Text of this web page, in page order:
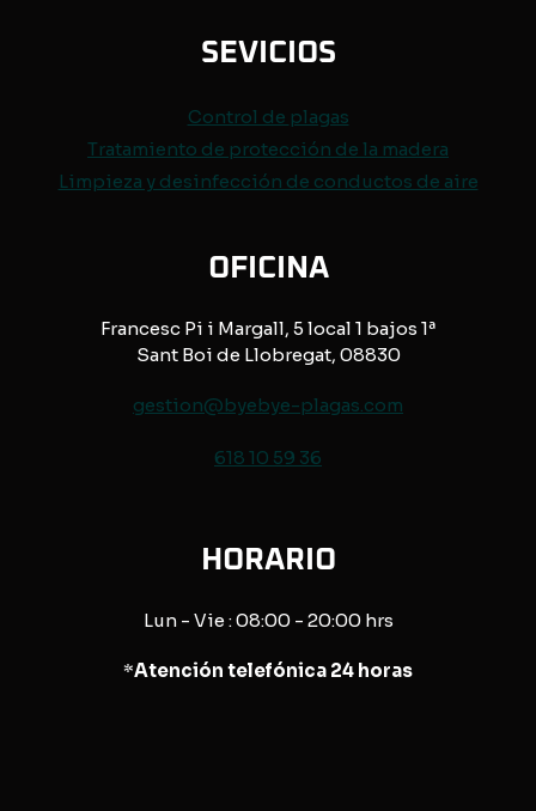
SEVICIOS
Control de plagas
Tratamiento de protección de la madera
Limpieza y desinfección de conductos de aire
OFICINA
Francesc Pi i Margall, 5 local 1 bajos 1ª
Sant Boi de Llobregat, 08830
gestion@byebye-plagas.com
618 10 59 36
HORARIO
Lun - Vie : 08:00 - 20:00 hrs
*Atención telefónica 24 horas